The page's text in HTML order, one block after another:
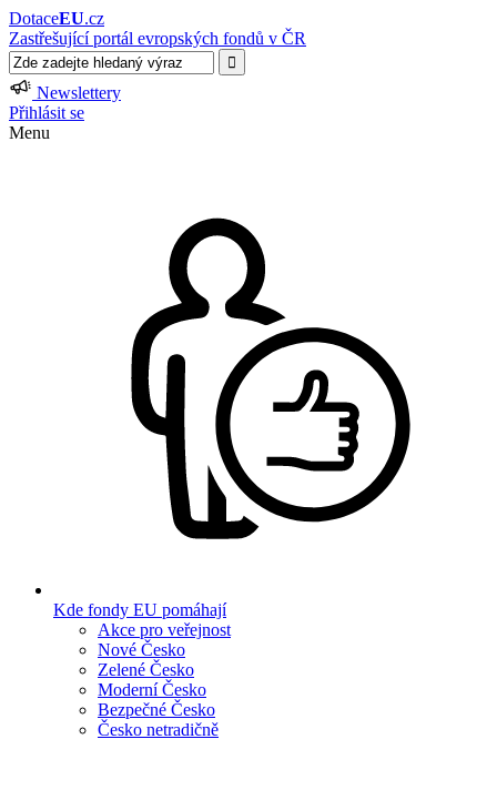
DotaceEU.cz
Zastřešující portál evropských fondů v ČR
Newslettery
Přihlásit se
Menu
Kde fondy EU pomáhají
Akce pro veřejnost
Nové Česko
Zelené Česko
Moderní Česko
Bezpečné Česko
Česko netradičně